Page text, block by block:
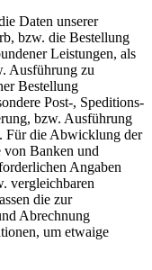
Daten unserer
bzw. die Bestellung
Leistungen, als
Ausführung zu
Bestellung
Post-, Speditions-
bzw. Ausführung
Für die Abwicklung der
von Banken und
Angaben
vergleichbaren
die zur
Abrechnung
um etwaige